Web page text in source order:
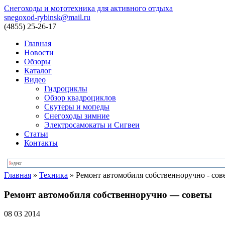
Снегоходы и мототехника для активного отдыха
snegoxod-rybinsk@mail.ru
(4855) 25-26-17
Главная
Новости
Обзоры
Каталог
Видео
Гидроциклы
Обзор квадроциклов
Скутеры и мопеды
Снегоходы зимние
Электросамокаты и Сигвеи
Статьи
Контакты
Главная » Техника » Ремонт автомобиля собственноручно -
Ремонт автомобиля собственноручно — советы
08 03 2014